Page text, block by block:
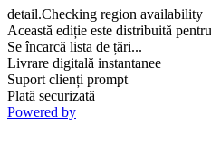
detail.Checking region availability
Această ediție este distribuită
Se încarcă lista de țări...
Livrare digitală instantanee
Suport clienți prompt
Plată securizată
Powered by